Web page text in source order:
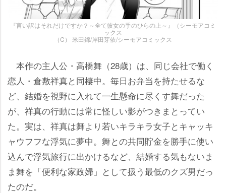
『言い訳はそれだけですか？～全て彼女の手のひらの上～』（シーモアコミ
ックス
（C） 米田錦/岸田芽依/シーモアコミックス
本作の主人公・高橋舞（28歳）は、同じ会社で働く
恋人・倉敷祥真と同棲中。毎日お弁当を持たせるな
ど、結婚を視野に入れて一生懸命に尽くす舞だった
が、祥真の行動には常に怪しい影がつきまとってい
た。実は、祥真は舞より若いキラキラ女子とキャッキ
ャウフフな浮気に夢中。舞との共同貯金を勝手に使い
込んで浮気旅行に出かけるなど、結婚する気もないま
ま舞を「便利な家政婦」として扱う最低のクズ男だっ
たのだ。